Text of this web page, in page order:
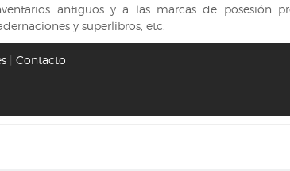
antiguos y a las marcas de posesión
y superlibros, etc.
Contacto